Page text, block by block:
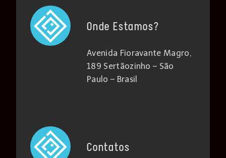
Onde Estamos?
Avenida Fioravante Magro,
189 Sertãozinho – São
Paulo – Brasil
Contatos